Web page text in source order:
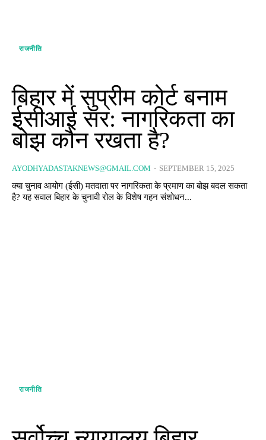
राजनीति
बिहार में सुप्रीम कोर्ट बनाम
ईसीआई सर: नागरिकता का
बोझ कौन रखता है?
AYODHYADASTAKNEWS@GMAIL.COM - SEPTEMBER 15, 2025
क्या चुनाव आयोग (ईसी) मतदाता पर नागरिकता के प्रमाण का बोझ बदल सकता
है? यह सवाल बिहार के चुनावी रोल के विशेष गहन संशोधन...
राजनीति